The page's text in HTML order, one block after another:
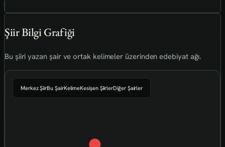
Şiir Bilgi Grafiği
Bu şiiri yazan şair ve ortak kelimeler üzerinden edebiyat ağı.
Merkez ŞiirBu ŞairKelimeKesişen ŞiirlerDiğer Şairler